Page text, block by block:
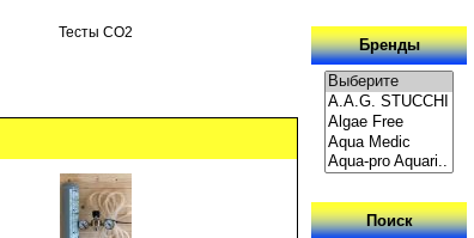
Тесты CO2
Бренды
Поиск